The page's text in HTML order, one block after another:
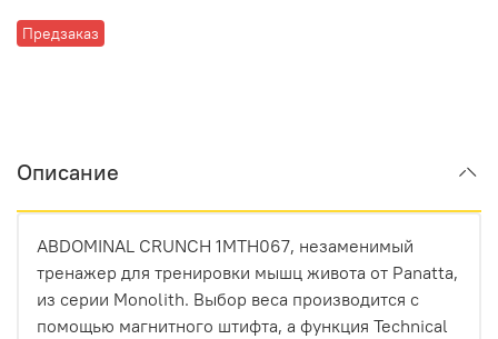
Предзаказ
Описание
ABDOMINAL CRUNCH 1MTH067, незаменимый
тренажер для тренировки мышц живота от Panatta,
из серии Monolith. Выбор веса производится с
помощью магнитного штифта, а функция Technical